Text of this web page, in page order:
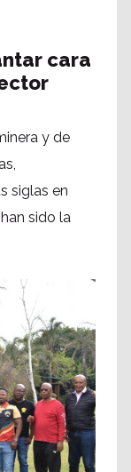
cara
y de
siglas en
sido la